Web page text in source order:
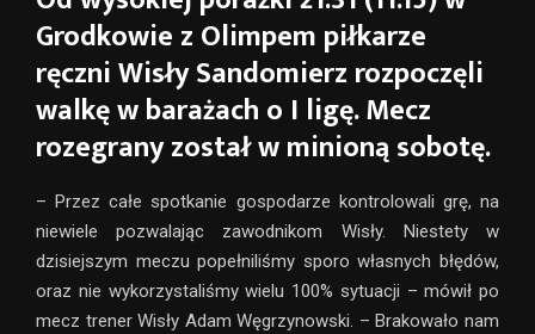
Grodkowie z Olimpem piłkarze
ręczni Wisły Sandomierz rozpoczęli
walkę w barażach o I ligę. Mecz
rozegrany został w minioną sobotę.
– Przez całe spotkanie gospodarze kontrolowali grę, na
niewiele pozwalając zawodnikom Wisły. Niestety w
dzisiejszym meczu popełniliśmy sporo własnych błędów,
oraz nie wykorzystaliśmy wielu 100% sytuacji – mówił po
mecz trener Wisły Adam Węgrzynowski. – Brakowało nam